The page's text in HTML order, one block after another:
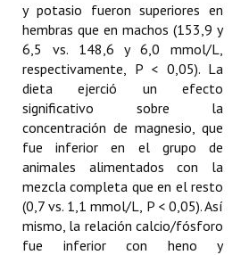
y potasio fueron superiores en
hembras que en machos (153,9 y
6,5 vs. 148,6 y 6,0 mmol/L,
respectivamente, P < 0,05). La
dieta ejerció un efecto
significativo sobre la
concentración de magnesio, que
fue inferior en el grupo de
animales alimentados con la
mezcla completa que en el resto
(0,7 vs. 1,1 mmol/L, P < 0,05). Así
mismo, la relación calcio/fósforo
fue inferior con heno y